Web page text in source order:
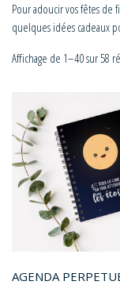
Pour adoucir vos fêtes de
quelques idées cadeaux
Affichage de 1–40 sur 58
AGENDA